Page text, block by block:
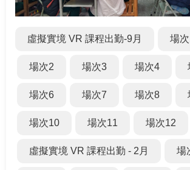
學
虛擬實境 VR 課程出勤-9月 場
場次2 場次3 場次4
場次6 場次7 場次8
場次10 場次11 場次12
虛擬實境 VR 課程出勤 - 2月 場